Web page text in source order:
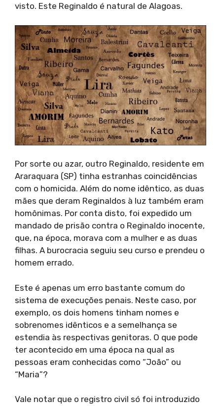
visto. Este Reginaldo é natural de Alagoas.
Por sorte ou azar, outro Reginaldo, residente em
Araraquara (SP) tinha estranhas coincidências
com o homicida. Além do nome idêntico, as duas
mães que deram Reginaldos à luz também eram
homônimas. Por conta disto, foi expedido um
mandado de prisão contra o Reginaldo inocente,
que, na época, morava com a mulher e as duas
filhas. A burocracia seguiu seu curso e prendeu o
homem errado.
Este é apenas um erro bastante comum do
sistema de execuções penais. Neste caso, por
exemplo, os dois homens tinham nomes e
sobrenomes idênticos e a semelhança se
estendia às respectivas genitoras. O que pode
ter acontecido em uma época na qual as
pessoas eram conhecidas como “João” ou
“Maria”?
Vale notar que o registro civil só foi introduzido